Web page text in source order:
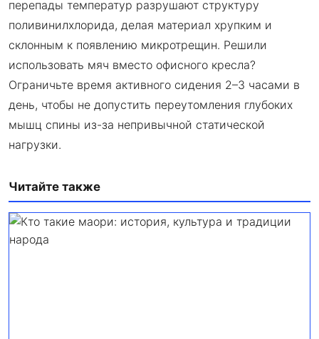
перепады температур разрушают структуру
поливинилхлорида, делая материал хрупким и
склонным к появлению микротрещин. Решили
использовать мяч вместо офисного кресла?
Ограничьте время активного сидения 2–3 часами в
день, чтобы не допустить переутомления глубоких
мышц спины из-за непривычной статической
нагрузки.
Читайте также